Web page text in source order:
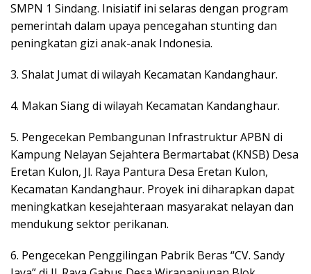
SMPN 1 Sindang. Inisiatif ini selaras dengan program
pemerintah dalam upaya pencegahan stunting dan
peningkatan gizi anak-anak Indonesia.
3. Shalat Jumat di wilayah Kecamatan Kandanghaur.
4. Makan Siang di wilayah Kecamatan Kandanghaur.
5. Pengecekan Pembangunan Infrastruktur APBN di
Kampung Nelayan Sejahtera Bermartabat (KNSB) Desa
Eretan Kulon, Jl. Raya Pantura Desa Eretan Kulon,
Kecamatan Kandanghaur. Proyek ini diharapkan dapat
meningkatkan kesejahteraan masyarakat nelayan dan
mendukung sektor perikanan.
6. Pengecekan Penggilingan Pabrik Beras “CV. Sandy